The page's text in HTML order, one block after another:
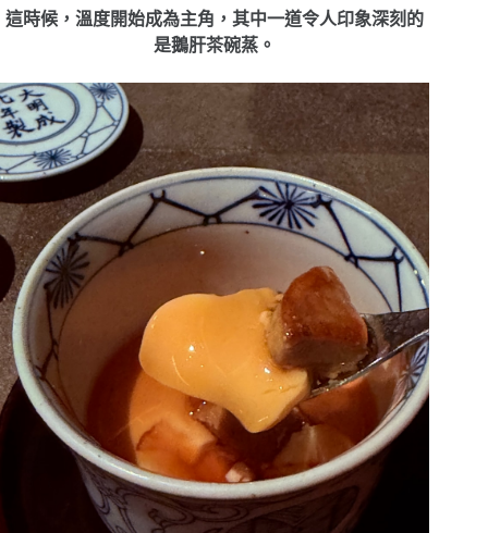
這時候，溫度開始成為主角，其中一道令人印象深刻的
是鵝肝茶碗蒸。